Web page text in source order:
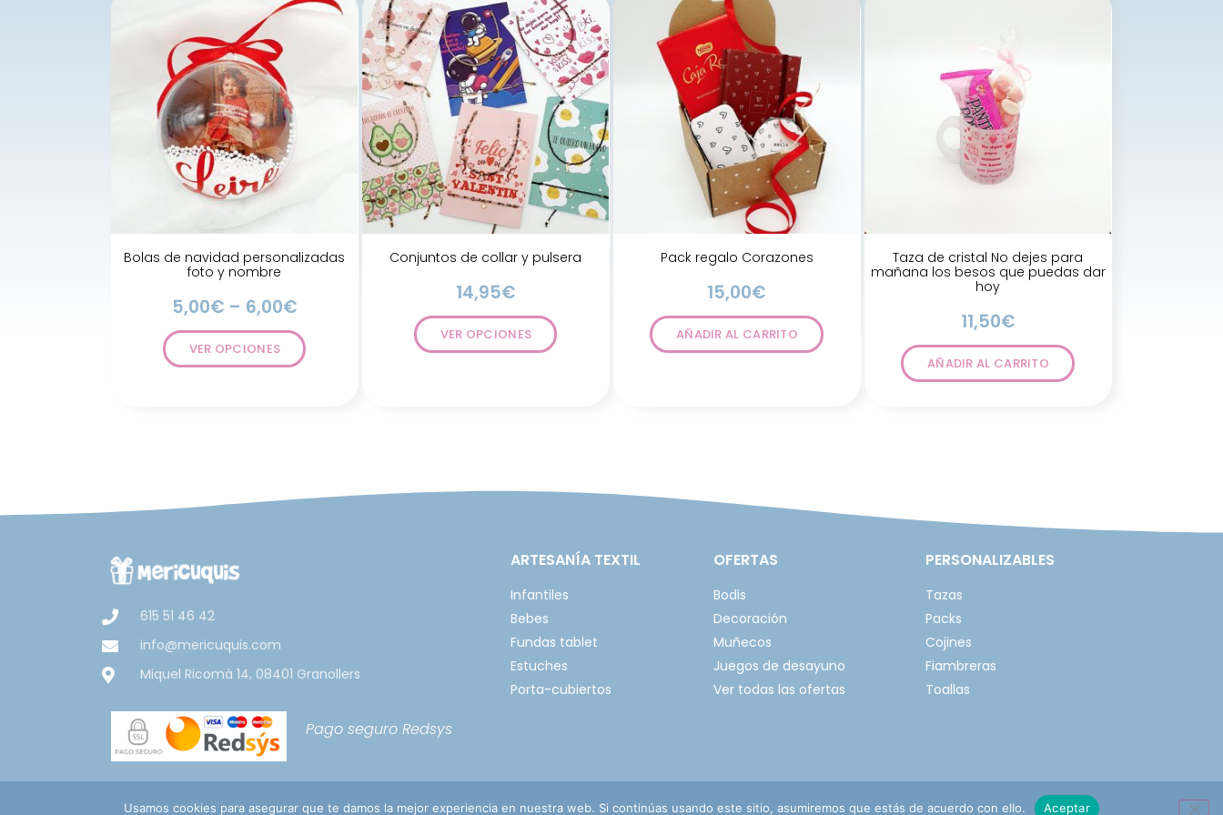
Bolas de navidad personalizadas
foto y nombre
5,00€ – 6,00€
VER OPCIONES
Conjuntos de collar y pulsera
14,95€
VER OPCIONES
Pack regalo Corazones
15,00€
AÑADIR AL CARRITO
Taza de cristal No dejes para
mañana los besos que puedas dar
hoy
11,50€
AÑADIR AL CARRITO
615 51 46 42
info@mericuquis.com
Miquel Ricomà 14, 08401 Granollers
Pago seguroRedsys
ARTESANÍA TEXTIL
Infantiles
Bebes
Fundas tablet
Estuches
Porta-cubiertos
OFERTAS
Bodis
Decoración
Muñecos
Juegos de desayuno
Ver todas las ofertas
PERSONALIZABLES
Tazas
Packs
Cojines
Fiambreras
Toallas
Usamos cookies para asegurar que te damos la mejor experiencia en nuestra web. Si continúas usando este sitio, asumiremos que estás de acuerdo con ello. Aceptar